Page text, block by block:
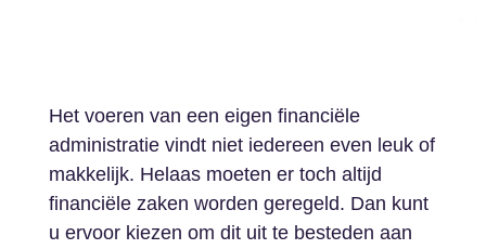
Het voeren van een eigen financiële
administratie vindt niet iedereen even leuk of
makkelijk. Helaas moeten er toch altijd
financiële zaken worden geregeld. Dan kunt
u ervoor kiezen om dit uit te besteden aan